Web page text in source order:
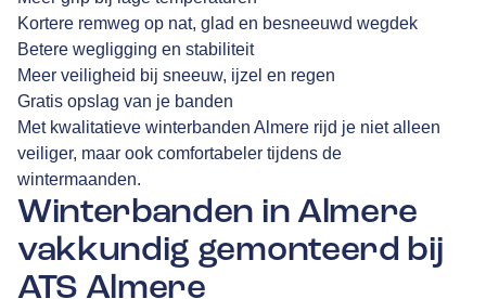
Kortere remweg op nat, glad en besneeuwd wegdek
Betere wegligging en stabiliteit
Meer veiligheid bij sneeuw, ijzel en regen
Gratis opslag van je banden
Met kwalitatieve winterbanden Almere rijd je niet alleen
veiliger, maar ook comfortabeler tijdens de
wintermaanden.
Winterbanden in Almere
vakkundig gemonteerd bij
ATS Almere